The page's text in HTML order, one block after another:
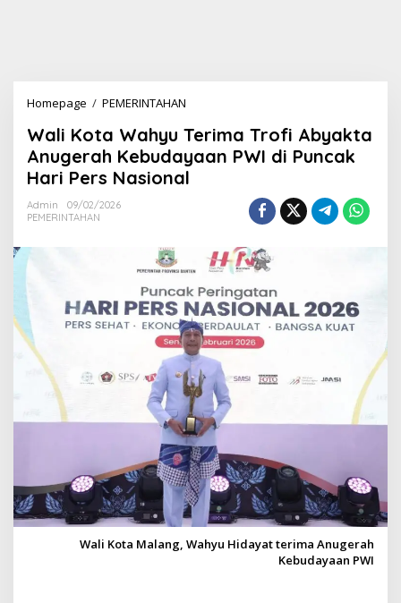
Homepage / PEMERINTAHAN
l
i
K
o
u
T
e
r
i
m
a
T
r
o
f
i
A
b
y
a
k
Wali Kota Wahyu Terima Trofi Abyakta
Anugerah Kebudayaan PWI di Puncak
Hari Pers Nasional
Admin
09/02/2026
PEMERINTAHAN
Wali Kota Malang, Wahyu Hidayat terima Anugerah
Kebudayaan PWI